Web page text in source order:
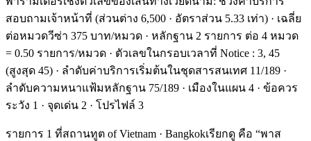
สอบถามเจ้าหน้าที่ (ส่วนต่าง 6,500 · อัตราส่วน 5.33 เท่า) · เฉลี่ย
ต่อหมวดวีซ่า 375 บาท/หมวด · หลักฐาน 2 รายการ ต่อ 4 หมวด
= 0.50 รายการ/หมวด · ตัวเลขในกรอบเวลาที่ Notice : 3, 45
(สูงสุด 45) · ลำดับค่าบริการเริ่มต้นในชุดสารสนเทศ 11/189 ·
ลำดับความหนาแฟ้มหลักฐาน 75/189 · เมืองในแผน 4 · ข้อควร
ระวัง 1 · จุดเด่น 2 · โปรไฟล์ 3
รายการ 1 ที่สถานทูต of Vietnam · Bangkokเรียกดู คือ “พาส